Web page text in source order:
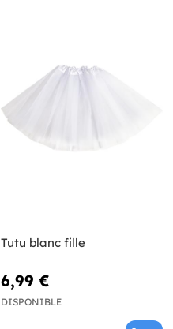
Tutu blanc fille
6,99 €
DISPONIBLE